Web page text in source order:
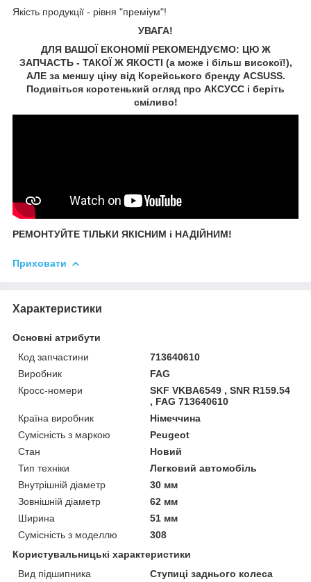
Якість продукції - рівня "преміум"!
УВАГА!
ДЛЯ ВАШОЇ ЕКОНОМІЇ РЕКОМЕНДУЄМО: ЦЮ Ж
ЗАПЧАСТЬ - ТАКОЇ Ж ЯКОСТІ (а може і більш високої!),
АЛЕ за меншу ціну від Корейського бренду ACSUSS.
Подивіться коротенький огляд про АКСУCC і беріть
сміливо!
РЕМОНТУЙТЕ ТІЛЬКИ ЯКІСНИМ і НАДІЙНИМ!
Приховати
Характеристики
Основні атрибути
Код запчастини
713640610
Виробник
FAG
Кросс-номери
SKF VKBA6549 , SNR R159.54
, FAG 713640610
Країна виробник
Німеччина
Сумісність з маркою
Peugeot
Стан
Новий
Тип техніки
Легковий автомобіль
Внутрішній діаметр
30 мм
Зовнішній діаметр
62 мм
Ширина
51 мм
Сумісність з моделлю
308
Користувальницькі характеристики
Вид підшипника
Ступиці заднього колеса